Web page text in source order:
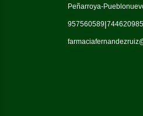
Peñarroya-
957560589|744620985